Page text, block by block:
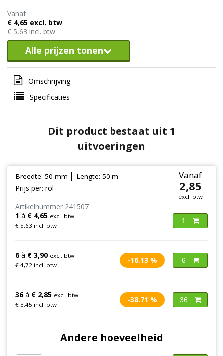
Vanaf
€ 4,65 excl. btw
€ 5,63 incl. btw
Alle prijzen tonen
Omschrijving
Specificaties
Dit product bestaat uit 1
uitvoeringen
Breedte: 50 mm
Lengte: 50 m
Prijs per: rol
Vanaf
2,85
excl. btw
Artikelnummer 241507
1 à € 4,65 excl. btw
€ 5,63 incl. btw
1
6à € 3,90 excl. btw
€ 4,72 incl. btw
-16.13 % 6
36à € 2,85 excl. btw
€ 3,45 incl. btw
-38.71 % 36
Andere hoeveelheid